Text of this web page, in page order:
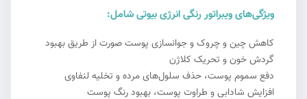
ویژگی‌های ویبراتور رنگی انرژی بیوتی شامل:
کاهش چین و چروک و جوانسازی پوست صورت از طریق بهبود
گردش خون و تحریک کلاژن
دفع سموم پوست، حذف سلول‌های مرده و تخلیه لنفاوی
افزایش شادابی و طراوت پوست، بهبود رنگ پوست